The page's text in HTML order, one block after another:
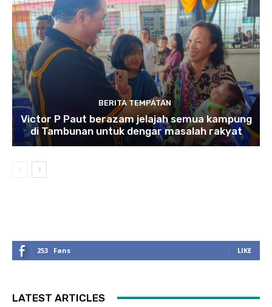
BERITA TEMPATAN
Victor P Paut berazam jelajah semua kampung
di Tambunan untuk dengar masalah rakyat
253 Fans LIKE
LATEST ARTICLES